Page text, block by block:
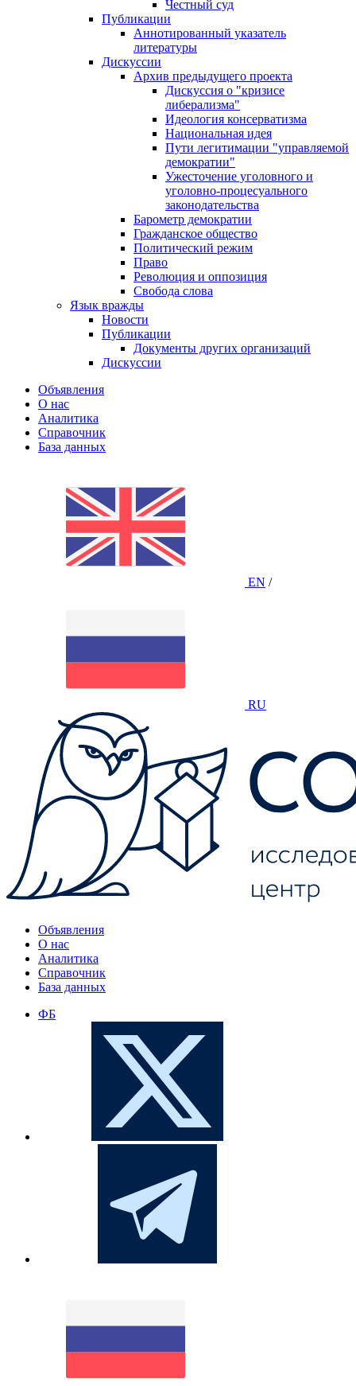
Честный суд
Публикации
Аннотированный указатель
литературы
Дискуссии
Архив предыдущего проекта
Дискуссия о "кризисе
либерализма"
Идеология консерватизма
Национальная идея
Пути легитимации "управляемой
демократии"
Ужесточение уголовного и
уголовно-процесуального
законодательства
Барометр демократии
Гражданское общество
Политический режим
Право
Революция и оппозиция
Свобода слова
Язык вражды
Новости
Публикации
Документы других организаций
Дискуссии
Объявления
О нас
Аналитика
Справочник
База данных
EN /
RU
Объявления
О нас
Аналитика
Справочник
База данных
ФБ